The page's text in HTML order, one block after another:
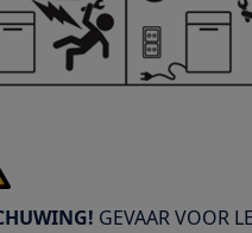
GEVAAR VOOR